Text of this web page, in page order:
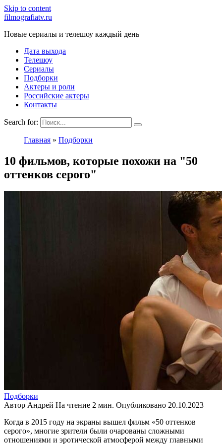
Skip to content
filmografiatv.ru
Новые сериалы и телешоу каждый день
Дата выхода
Телешоу
Сериалы
Подборки
Актеры и роли
Российские актеры
Контакты
Search for:
Главная » Подборки
10 фильмов, которые похожи на "50
оттенков серого"
Подборки
Автор Андрей На чтение 2 мин. Опубликовано 20.10.2023
Когда в 2015 году на экраны вышел фильм «50 оттенков
серого», многие зрители были очарованы сложными
отношениями и эротической атмосферой между главными